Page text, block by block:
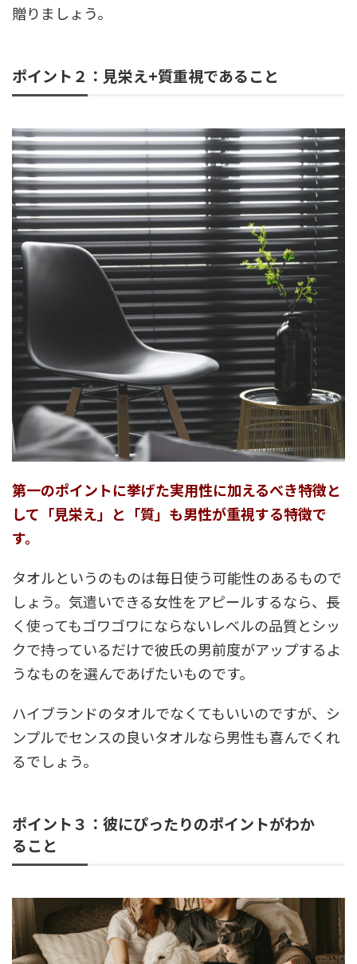
贈りましょう。
ポイント２：見栄え+質重視であること
第一のポイントに挙げた実用性に加えるべき特徴と
して「見栄え」と「質」も男性が重視する特徴で
す。
タオルというのものは毎日使う可能性のあるもので
しょう。気遣いできる女性をアピールするなら、長
く使ってもゴワゴワにならないレベルの品質とシッ
クで持っているだけで彼氏の男前度がアップするよ
うなものを選んであげたいものです。
ハイブランドのタオルでなくてもいいのですが、シ
ンプルでセンスの良いタオルなら男性も喜んでくれ
るでしょう。
ポイント３：彼にぴったりのポイントがわか
ること